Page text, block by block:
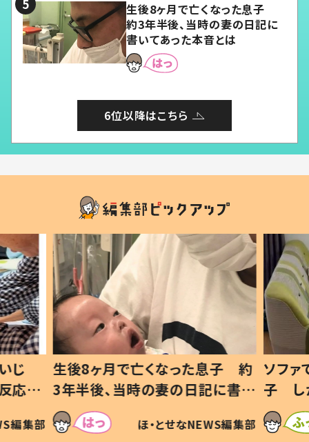
生後8ヶ月で亡くなった息子
約3年半後、当時の妻の日記に
書いてあった本音とは
6位以降はこちら
じ
応に
編集部
生後8ヶ月で亡くなった息子 約
3年半後、当時の妻の日記に書い
てあった本音とは
ほ・とせなNEWS編集部
ソファ
子 し
すべ
いから